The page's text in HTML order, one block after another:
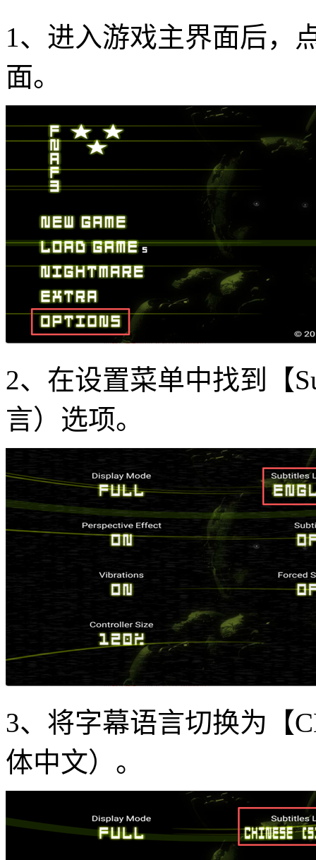
1、进入游戏主界面后，
面。
2、在设置菜单中找到【
言）选项。
3、将字幕语言切换为【
体中文）。